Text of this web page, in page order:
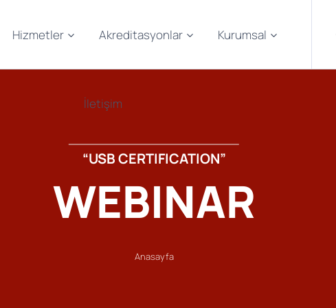
Hizmetler Akreditasyonlar Kurumsal
İletişim
“USB CERTIFICATION”
WEBINAR
Anasayfa